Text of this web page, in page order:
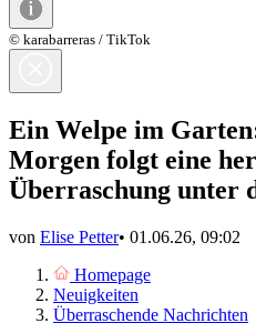
© karabarreras / TikTok
Ein Welpe im
Morgen folgt eine
Überraschung unter
von Elise Petter• 01.06.26, 09:02
Homepage
Neuigkeiten
Überraschende Nachrichten